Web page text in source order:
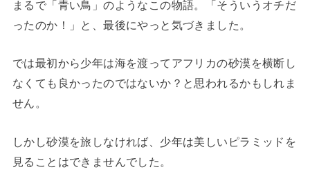
まるで「青い鳥」のようなこの物語。「そういうオチだ
ったのか！」と、最後にやっと気づきました。
では最初から少年は海を渡ってアフリカの砂漠を横断し
なくても良かったのではないか？と思われるかもしれま
せん。
しかし砂漠を旅しなければ、少年は美しいピラミッドを
見ることはできませんでした。